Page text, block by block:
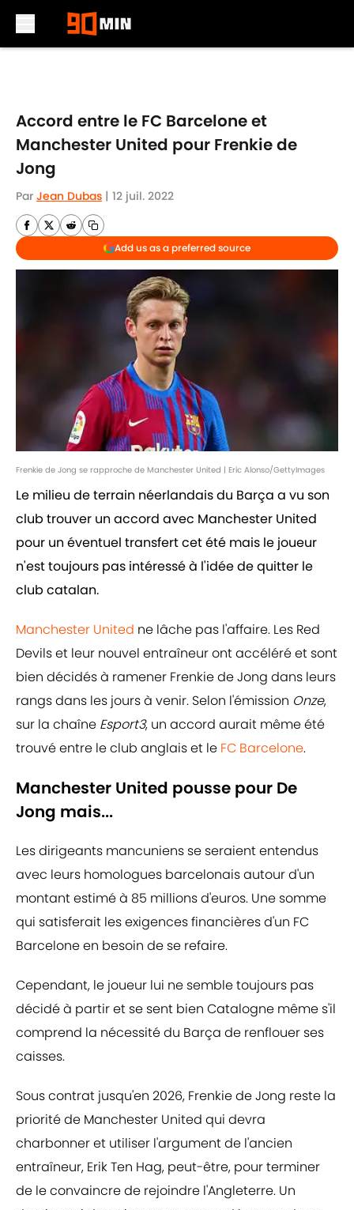
Accord entre le FC Barcelone et
Manchester United pour Frenkie de
Jong
Par Jean Dubas | 12 juil. 2022
Add us as a preferred source
Frenkie de Jong se rapproche de Manchester United | Eric Alonso/GettyImages
Le milieu de terrain néerlandais du Barça a vu son
club trouver un accord avec Manchester United
pour un éventuel transfert cet été mais le joueur
n'est toujours pas intéressé à l'idée de quitter le
club catalan.
Manchester United ne lâche pas l'affaire. Les Red
Devils et leur nouvel entraîneur ont accéléré et sont
bien décidés à ramener Frenkie de Jong dans leurs
rangs dans les jours à venir. Selon l'émission Onze,
sur la chaîne Esport3, un accord aurait même été
trouvé entre le club anglais et le FC Barcelone.
Manchester United pousse pour De
Jong mais...
Les dirigeants mancuniens se seraient entendus
avec leurs homologues barcelonais autour d'un
montant estimé à 85 millions d'euros. Une somme
qui satisferait les exigences financières d'un FC
Barcelone en besoin de se refaire.
Cependant, le joueur lui ne semble toujours pas
décidé à partir et se sent bien Catalogne même s'il
comprend la nécessité du Barça de renflouer ses
caisses.
Sous contrat jusqu'en 2026, Frenkie de Jong reste la
priorité de Manchester United qui devra
charbonner et utiliser l'argument de l'ancien
entraîneur, Erik Ten Hag, peut-être, pour terminer
de le convaincre de rejoindre l'Angleterre. Un